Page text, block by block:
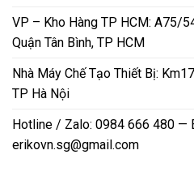
VP – Kho Hàng TP HCM: A75/
Quận Tân Bình, TP HCM
Nhà Máy Chế Tạo Thiết Bị:
TP Hà Nội
Hotline / Zalo: 0984 666 480 —
erikovn.sg@gmail.com